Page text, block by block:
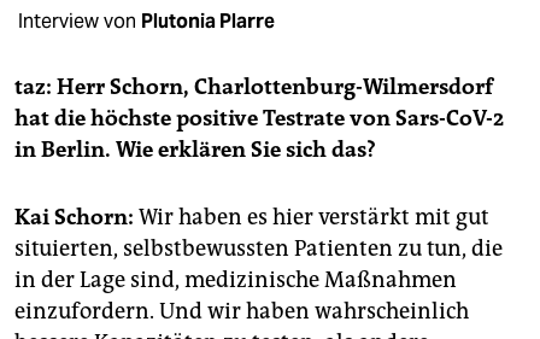
shop
unterstützen
abo
genossenschaft
epaper login
Interview von Plutonia Plarre
taz: Herr Schorn, Charlottenburg-Wilmersdorf
hat die höchste positive Testrate von Sars-CoV-2
in Berlin. Wie erklären Sie sich das?
Kai Schorn: Wir haben es hier verstärkt mit gut
situierten, selbstbewussten Patienten zu tun, die
in der Lage sind, medizinische Maßnahmen
einzufordern. Und wir haben wahrscheinlich